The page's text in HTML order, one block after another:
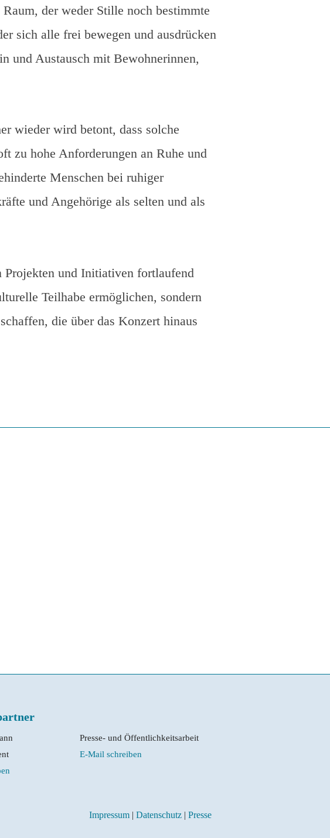
der weder Stille noch bestimmte
sich alle frei bewegen und ausdrücken
und Austausch mit Bewohnerinnen,
wieder wird betont, dass solche
zu hohe Anforderungen an Ruhe und
Menschen bei ruhiger
und Angehörige als selten und als
und Initiativen fortlaufend
Teilhabe ermöglichen, sondern
die über das Konzert hinaus
Presse- und Öffentlichkeitsarbeit
E-Mail schreiben
Impressum | Datenschutz | Presse